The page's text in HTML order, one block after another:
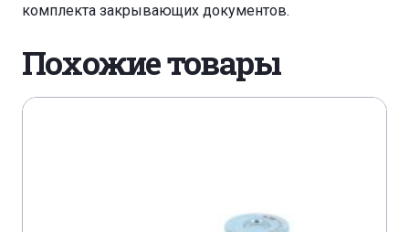
комплекта закрывающих документов.
Похожие товары